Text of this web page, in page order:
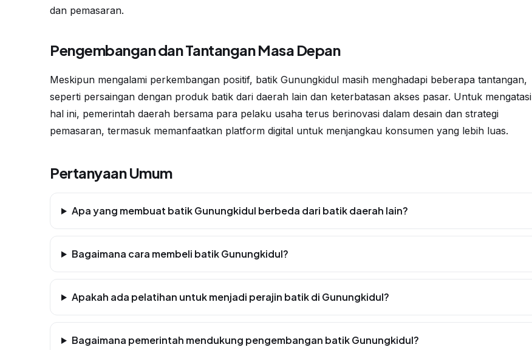
dan pemasaran.
Pengembangan dan Tantangan Masa Depan
Meskipun mengalami perkembangan positif, batik Gunungkidul masih menghadapi beberapa tantangan,
seperti persaingan dengan produk batik dari daerah lain dan keterbatasan akses pasar. Untuk mengatasi
hal ini, pemerintah daerah bersama para pelaku usaha terus berinovasi dalam desain dan strategi
pemasaran, termasuk memanfaatkan platform digital untuk menjangkau konsumen yang lebih luas.
Pertanyaan Umum
Apa yang membuat batik Gunungkidul berbeda dari batik daerah lain?
Bagaimana cara membeli batik Gunungkidul?
Apakah ada pelatihan untuk menjadi perajin batik di Gunungkidul?
Bagaimana pemerintah mendukung pengembangan batik Gunungkidul?